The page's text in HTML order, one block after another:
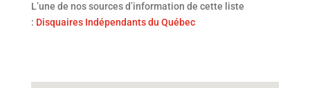
L’une de nos sources d’information de cette liste
: Disquaires Indépendants du Québec